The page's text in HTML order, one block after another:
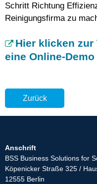
Schritt Richtung
Reinigungsfirma zu
Hier klicken
eine Online-Demo
Zurück
Anschrift
BSS Business Solutions for
Köpenicker Straße 325 /
12555 Berlin